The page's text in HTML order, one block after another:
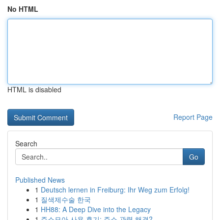
No HTML
HTML is disabled
Report Page
Search
Go
Published News
1 Deutsch lernen in Freiburg: Ihr Weg zum Erfolg!
1 질색제수술 한국
1 HH88: A Deep Dive into the Legacy